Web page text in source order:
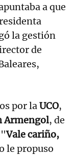
a que
la gestión
de
por laUCO,
Armengol, de
"Vale cariño,
le propuso